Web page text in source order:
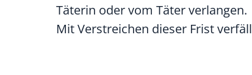
Täterin oder vom Täter verlangen.
Mit Verstreichen dieser Frist